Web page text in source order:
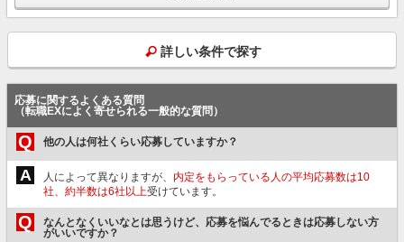
詳しい条件で探す
応募に関するよくある質問
（転職EXによく寄せられる一般的な質問）
Q 他の人は何社くらい応募していますか？
A 人によって異なりますが、 内定をもらっている人の平均応募数は10
社、約半数は6社以上受けています。
Q
なんとなくいいなとは思うけど、応募を悩んでるときは応募しない方
がいいですか？